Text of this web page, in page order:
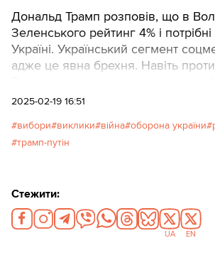
Дональд Трамп розповів, що в
Зеленського рейтинг 4% і
Україні. Український сегмент
адже це явна брехня. Навіть
президента України значно
них занадто емоційно, — таких
відповідають реальності та
2025-02-19 16:51
вибори виклики війна оборона україни
трамп-путін
Стежити:
UA EN